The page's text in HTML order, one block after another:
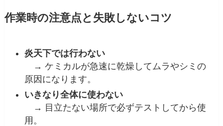
作業時の注意点と失敗しないコツ
炎天下では行わない
→ ケミカルが急速に乾燥してムラやシミの
原因になります。
いきなり全体に使わない
→ 目立たない場所で必ずテストしてから使
用。